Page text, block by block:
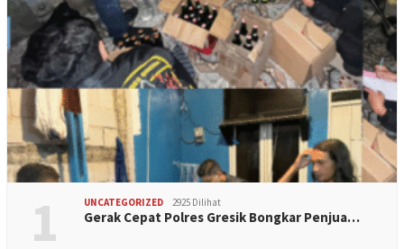
1 UNCATEGORIZED 2925 Dilihat
Gerak Cepat Polres Gresik Bongkar Penjua…